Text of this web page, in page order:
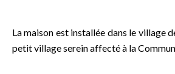
La maison est installée dans le village
petit village serein affecté à la